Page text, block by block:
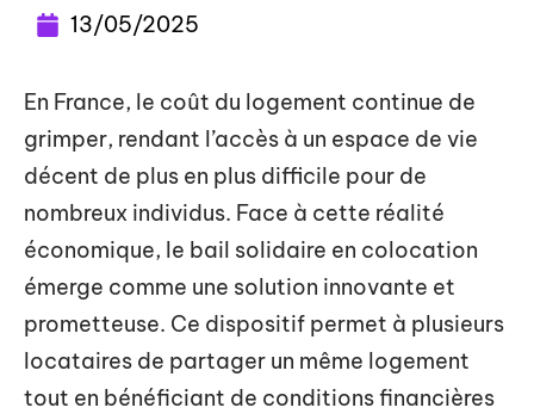
13/05/2025
En France, le coût du logement continue de
grimper, rendant l’accès à un espace de vie
décent de plus en plus difficile pour de
nombreux individus. Face à cette réalité
économique, le bail solidaire en colocation
émerge comme une solution innovante et
prometteuse. Ce dispositif permet à plusieurs
locataires de partager un même logement
tout en bénéficiant de conditions financières